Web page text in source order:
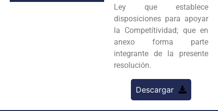
Ley que establece
disposiciones para apoyar
la Competítividad; que en
anexo forma parte
integrante de la presente
resolución.
Descargar